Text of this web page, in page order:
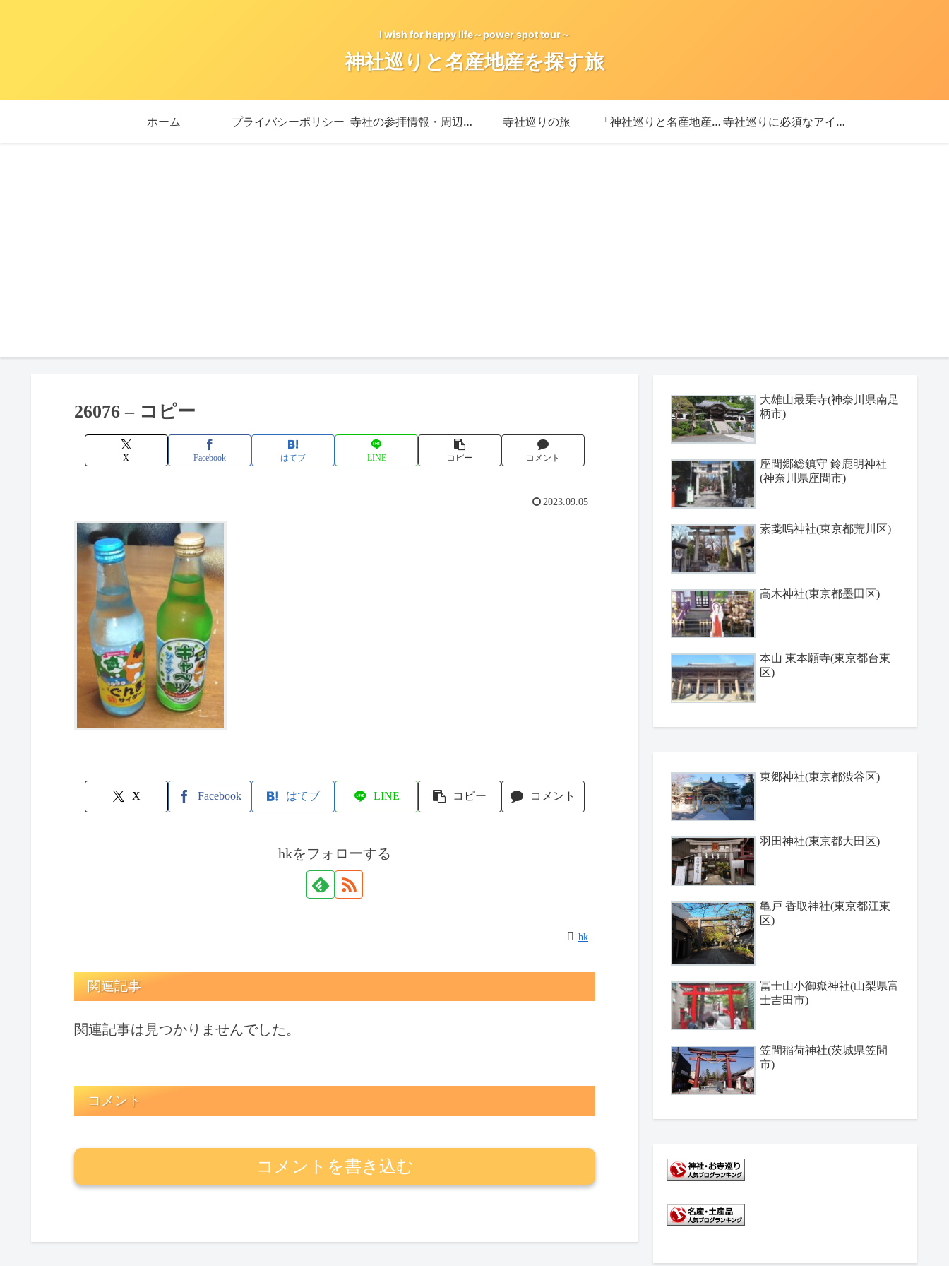
I wish for happy life～power spot tour～
神社巡りと名産地産を探す旅
ホーム プライバシーポリシー 寺社の参拝情報・周辺情報 寺社巡りの旅 「神社巡りと名産地産を探す旅」ブログ始めました！ 寺社巡りに必須なアイテム
26076 – コピー
X Facebook はてブ LINE コピー コメント
2023.09.05
X Facebook はてブ LINE コピー コメント
hkをフォローする
hk
関連記事
関連記事は見つかりませんでした。
コメント
コメントを書き込む
大雄山最乗寺(神奈川県南足
柄市)
座間郷総鎮守 鈴鹿明神社
(神奈川県座間市)
素戔嗚神社(東京都荒川区)
高木神社(東京都墨田区)
本山 東本願寺(東京都台東
区)
東郷神社(東京都渋谷区)
羽田神社(東京都大田区)
亀戸 香取神社(東京都江東
区)
冨士山小御嶽神社(山梨県富
士吉田市)
笠間稲荷神社(茨城県笠間
市)